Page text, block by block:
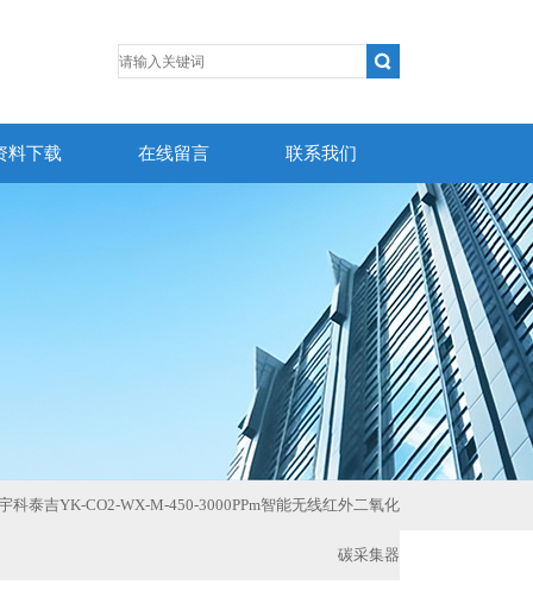
料下载 在线留言 联系我们
科泰吉YK-CO2-WX-M-450-3000PPm智能无线红外二氧化
碳采集器